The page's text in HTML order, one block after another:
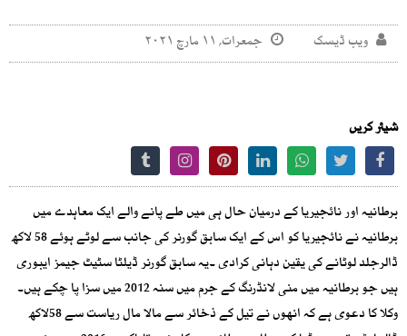
ویب ڈیسک جمعرات, ۱۱ مارچ ۲۰۲۱
شیئر کریں
برطانیہ اور نائجیریا کے درمیان حال ہی میں طے پانے والے ایک معاہدے میں
برطانیہ نے نائجیریا کو اس کے ایک سابق گورنر کی جانب سے لوٹے ہوئے 58 لاکھ
ڈالرجلد لوٹانے کی یقین دہانی کرادی ۔یہ سابق گورنر ڈیلٹا سٹیٹ جیمز ایبوری
ہیں جو برطانیہ میں منی لانڈرنگ کے جرم میں سنہ 2012 میں سزا پا چکے ہیں۔
وکلا کا دعوی ہے کہ انھوں نے تیل کے ذخائر سے مالا مال ریاست سے 58لاکھ